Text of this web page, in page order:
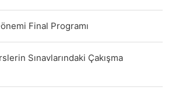
Final Programı
Sınavlarındaki Çakışma